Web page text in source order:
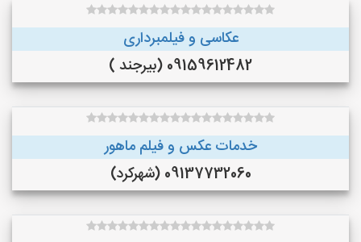
عکاسی و فیلمبرداری
09159612482 (بیرجند )
خدمات عکس و فیلم ماهور
09137732060 (شهرکرد)